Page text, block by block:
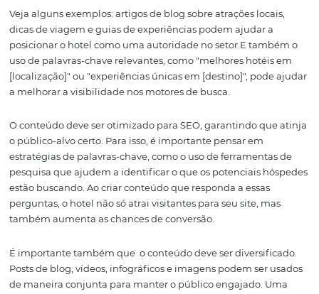
Atraindo hóspedes
conteúdo relevante
o bem-sucedida na hotelaria é a criação de
relevante . Isso significa fornecer informações que não
promovam o hotel, mas que também ofereçam valor
Veja alguns exemplos: artigos de blog sobre atrações
posicionar o hotel como uma autoridade no setor.E
uso de palavras-chave relevantes, como "melhores
[localização]" ou "experiências únicas em [destino]",